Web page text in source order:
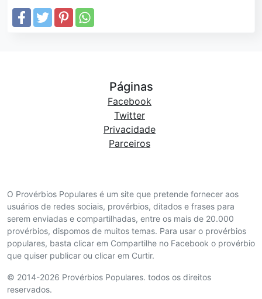
O Provérbios Populares é um site que pretende fornecer aos
usuários de redes sociais, provérbios, ditados e frases para
serem enviadas e compartilhadas, entre os mais de 20.000
provérbios, dispomos de muitos temas. Para usar o provérbios
populares, basta clicar em Compartilhe no Facebook o provérbio
que quiser publicar ou clicar em Curtir.
© 2014-2026 Provérbios Populares. todos os direitos
reservados.
Páginas
Facebook
Twitter
Privacidade
Parceiros